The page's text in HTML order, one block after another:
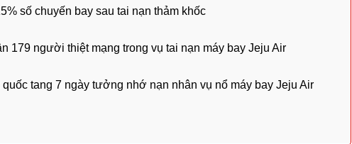
số chuyến bay sau tai nạn thảm khốc
179 người thiệt mạng trong vụ tai nạn máy bay Jeju Air
tang 7 ngày tưởng nhớ nạn nhân vụ nổ máy bay Jeju Air